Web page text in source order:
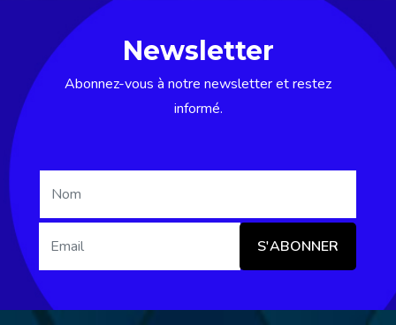
Newsletter
Abonnez-vous à notre newsletter et restez
informé.
S'ABONNER